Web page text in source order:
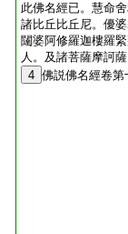
此佛名經已。慧命
諸比丘比丘尼。優
闥婆阿修羅迦樓羅
人。及諸菩薩摩訶
4 佛説佛名經卷第